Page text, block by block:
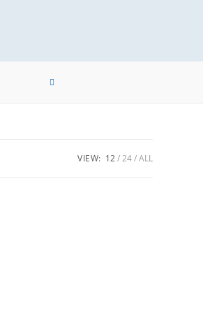
VIEW: 12 24 ALL